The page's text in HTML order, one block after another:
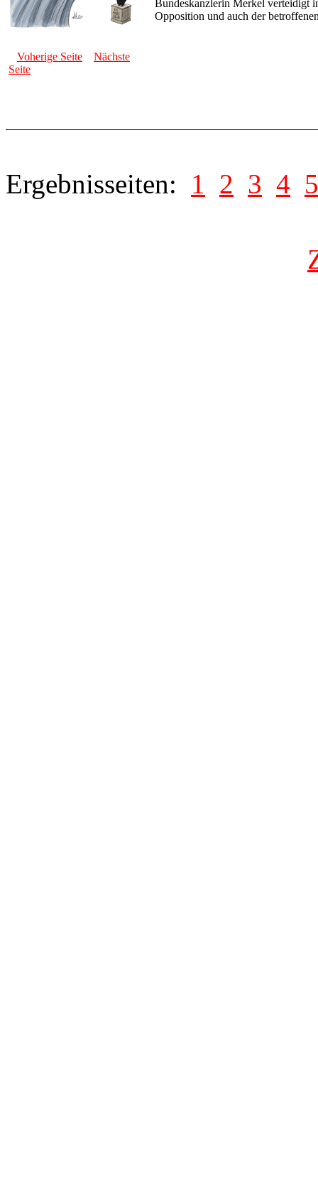
Bundeskanzlerin Merkel verteidigt
Opposition und auch der
Voherige Seite
Nächste
Seite
Ergebnisseiten: 1 2 3 4 5